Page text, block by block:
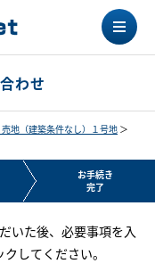
わせ
地（建築条件なし）１号地 ＞
お手続き
完了
いた後、必要事項を入
してください。